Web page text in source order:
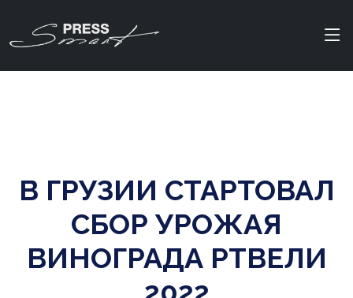
В ГРУЗИИ СТАРТОВАЛ
СБОР УРОЖАЯ
ВИНОГРАДА РТВЕЛИ